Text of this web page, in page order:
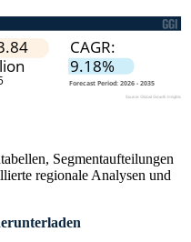
Segmentaufteilungen
regionale Analysen und